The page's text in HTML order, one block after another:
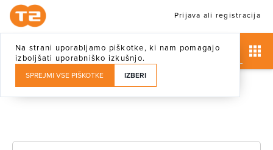
Na strani uporabljamo piškotke, ki nam pomagajo
izboljšati uporabniško izkušnjo.
SPREJMI VSE PIŠKOTKE IZBERI
Prijava ali registracija